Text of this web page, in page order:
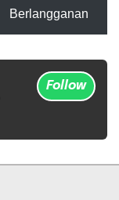
Berlangganan
Follow